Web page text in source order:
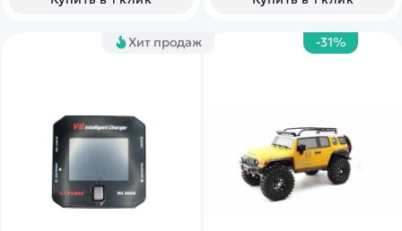
Хит продаж -31%